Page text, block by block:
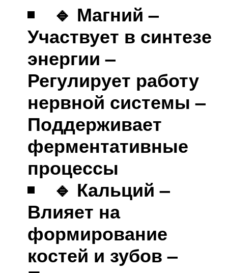
🔹 Магний –
Участвует в синтезе
энергии –
Регулирует работу
нервной системы –
Поддерживает
ферментативные
процессы
🔹 Кальций –
Влияет на
формирование
костей и зубов –